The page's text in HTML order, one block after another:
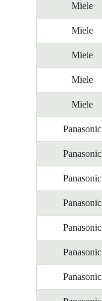
Miele
Miele
Miele
Miele
Miele
Panasonic
Panasonic
Panasonic
Panasonic
Panasonic
Panasonic
Panasonic